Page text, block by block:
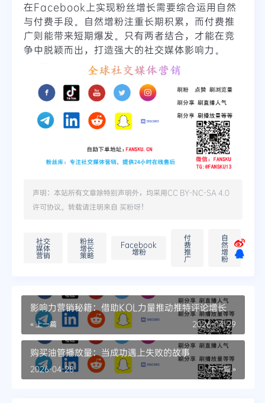
在Facebook上实现粉丝增长需要综合运用自然
与付费手段。自然增粉注重长期积累，而付费推
广则能带来短期爆发。只有两者结合，才能在竞
争中脱颖而出，打造强大的社交媒体影响力。
声明：本站所有文章除特别声明外，均采用CC BY-NC-SA 4.0
许可协议。转载请注明来自 买粉呀！
社交
媒体
营销
粉丝
增长
策略
Facebook
增粉
付
费
推
广
自
然
增
粉
影响力营销秘籍：借助KOL力量推动推特评论增长
« 上一篇 2026-04-29
购买油管播放量：当成功遇上失败的故事
下一篇 »
2026-04-28